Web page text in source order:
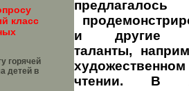
класс
горячей
детей в
предлагалось
и другие
таланты,
художественном
чтении. В